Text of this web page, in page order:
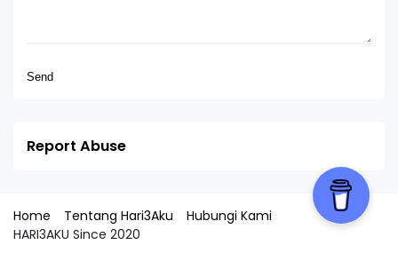
Report Abuse
Home Tentang Hari3Aku
Hubungi Kami
HARI3AKU Since 2020